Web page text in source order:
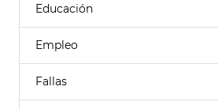
Educación
Empleo
Fallas